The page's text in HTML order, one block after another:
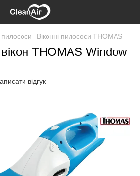
пилососи Віконні пилососи THOMAS
THOMAS Window
відгук